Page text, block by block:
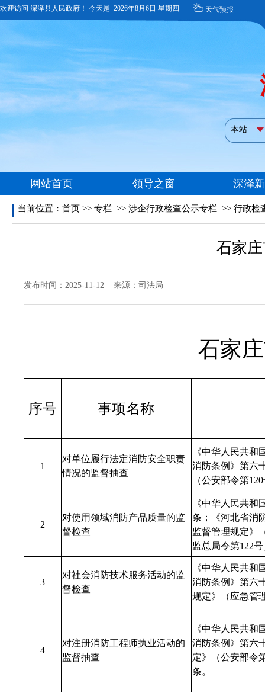
当前位置： 首页 >> 专栏 >> 涉企行政检查公示专栏 >> 行政检
石家
发布时间：2025-11-12 来源：司法局
石家
序号 事项名称
1
对单位履行法定消防安全职责
情况的监督抽查
《中华人民共和
消防条例》第六
（公安部令第
2
对使用领域消防产品质量的监
督检查
《中华人民共和
条；《河北省消
监督管理规定》
监总局令第122
3
对社会消防技术服务活动的监
督检查
《中华人民共和
消防条例》第六
规定》（应急管
4
对注册消防工程师执业活动的
监督抽查
《中华人民共和
消防条例》第六
定》（公安部令
条。